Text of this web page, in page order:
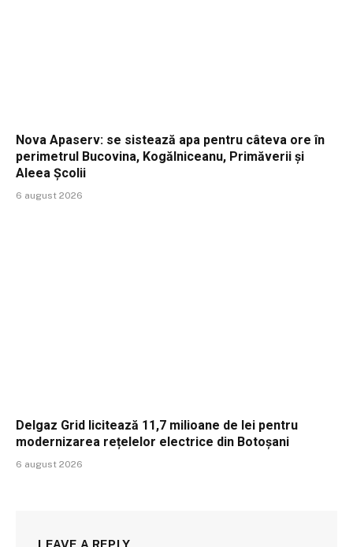
Nova Apaserv: se sistează apa pentru câteva ore în
perimetrul Bucovina, Kogălniceanu, Primăverii și
Aleea Școlii
6 august 2026
Delgaz Grid licitează 11,7 milioane de lei pentru
modernizarea rețelelor electrice din Botoșani
6 august 2026
LEAVE A REPLY